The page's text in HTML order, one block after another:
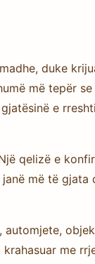
duke
më tepër
e
qelizë e
më të
automjete,
me